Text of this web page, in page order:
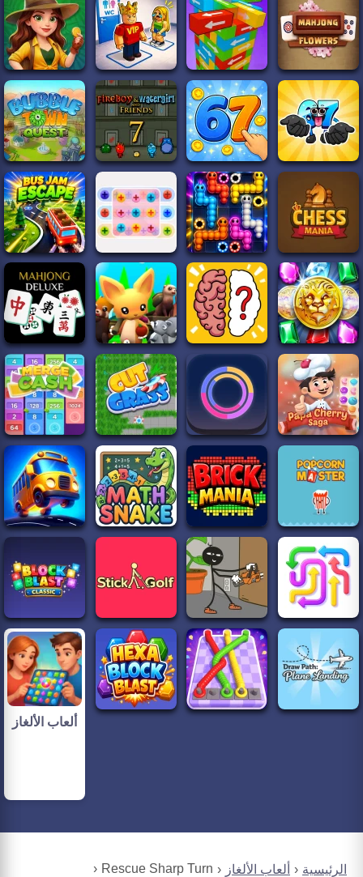
الرئيسية ألعاب الألغاز Rescue Sharp Turn
ألعاب الألغاز